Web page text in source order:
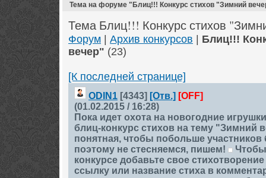
Тема на форуме "Блиц!!! Конкурс стихов "Зимний
Тема Блиц!!! Конкурс стихов
Форум Архив конкурсов
Блиц!!!
вечер" (23)
[К последней странице]
ODIN1 [4343] [Отв.] [OFF]
(01.02.2015 / 16:28)
Пока идет охота на новогодние
блиц-конкурс стихов на тему "Зимний
понятная, чтобы побольше участников
поэтому не стесняемся, пишем!
конкурсе добавьте свое
ссылку или название стиха в